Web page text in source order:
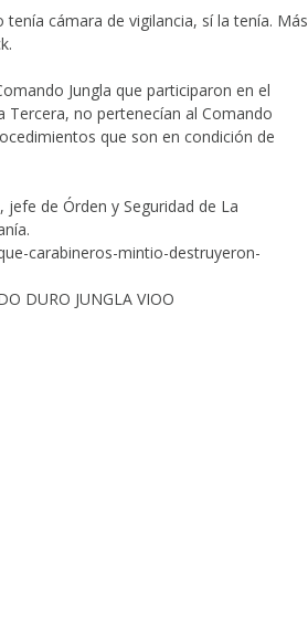
cámara de vigilancia, sí la tenía. Más
Jungla que participaron en el
no pertenecían al Comando
que son en condición de
de Órden y Seguridad de La
carabineros-mintio-destruyeron-
DURO JUNGLA VIOO